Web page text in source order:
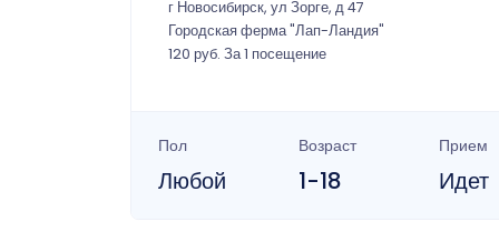
г Новосибирск, ул Зорге, д 47
Городская ферма "Лап-Ландия"
120 руб. За 1 посещение
Пол
Любой
Возраст
1-18
Прием
Идет